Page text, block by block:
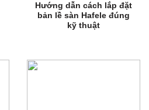
Hướng dẫn cách lắp đặt
bản lề sàn Hafele đúng
kỹ thuật